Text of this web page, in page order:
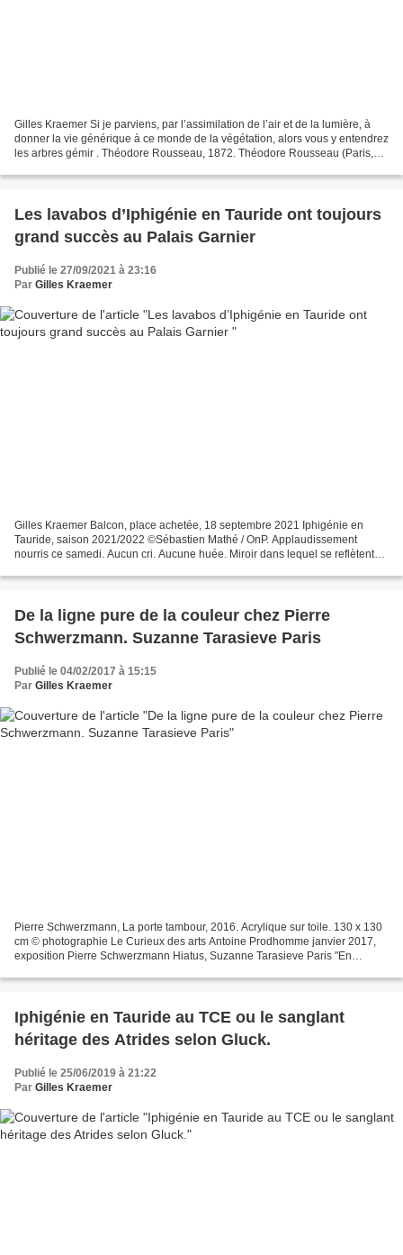
Gilles Kraemer Si je parviens, par l’assimilation de l’air et de la lumière, à
donner la vie générique à ce monde de la végétation, alors vous y entendrez
les arbres gémir . Théodore Rousseau, 1872. Théodore Rousseau (Paris,
​​​​​​​Les lavabos d’Iphigénie en Tauride ont toujours
grand succès au Palais Garnier
Publié le 27/09/2021 à 23:16
Par Gilles Kraemer
Gilles Kraemer Balcon, place achetée, 18 septembre 2021 Iphigénie en
Tauride, saison 2021/2022 ©Sébastien Mathé / OnP. Applaudissement
nourris ce samedi. Aucun cri. Aucune huée. Miroir dans lequel se reflètent
De la ligne pure de la couleur chez Pierre
Schwerzmann. Suzanne Tarasieve Paris
Publié le 04/02/2017 à 15:15
Par Gilles Kraemer
Pierre Schwerzmann, La porte tambour, 2016. Acrylique sur toile. 130 x 130
cm © photographie Le Curieux des arts Antoine Prodhomme janvier 2017,
exposition Pierre Schwerzmann Hiatus, Suzanne Tarasieve Paris "En
Iphigénie en Tauride au TCE ou le sanglant
héritage des Atrides selon Gluck.
Publié le 25/06/2019 à 21:22
Par Gilles Kraemer